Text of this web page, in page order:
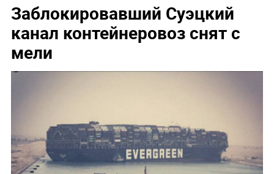
Заблокировавший Суэцкий
канал контейнеровоз снят с
мели